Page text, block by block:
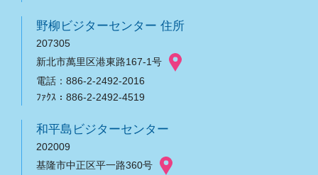
野柳ビジターセンター 住所
207305
新北市萬里区港東路167-1号
電話：886-2-2492-2016
ﾌｧｸｽ：886-2-2492-4519
和平島ビジターセンター
202009
基隆市中正区平一路360号